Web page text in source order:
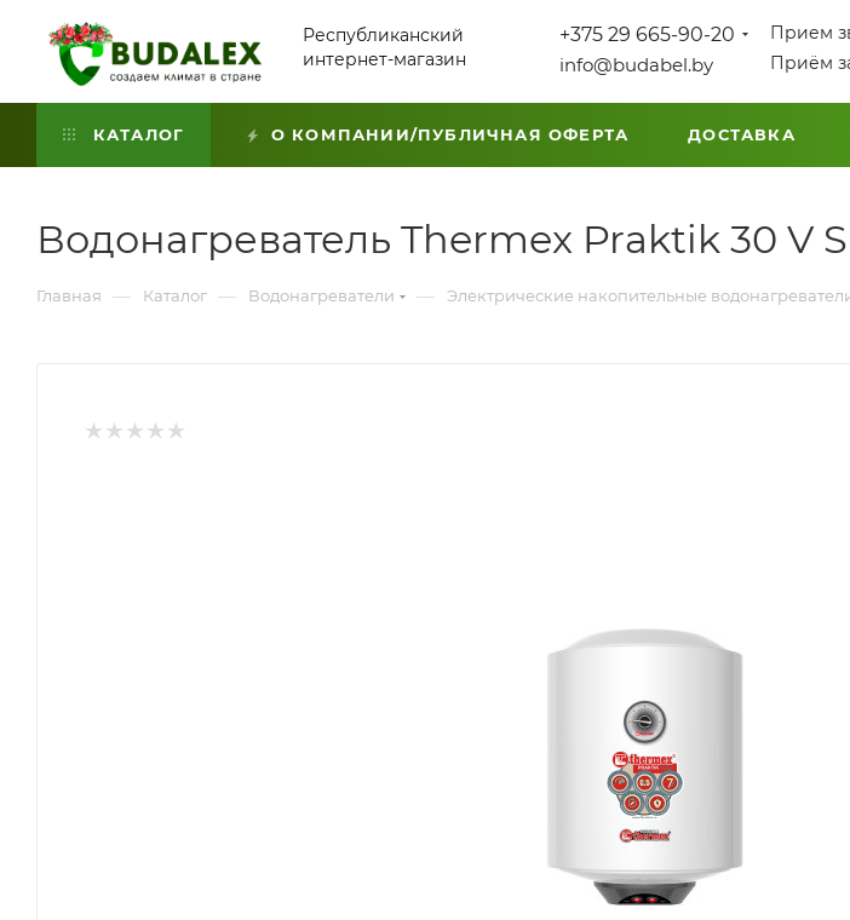
Республиканский
интернет-магазин
+375 29 665-90-20
info@budabel.by
Прием
Приём
КАТАЛОГ О КОМПАНИИ/ПУБЛИЧНАЯ ОФЕРТА ДОСТАВКА
Водонагреватель Thermex Praktik 30 V
Главная — Каталог — Водонагреватели — Электрические накопительные